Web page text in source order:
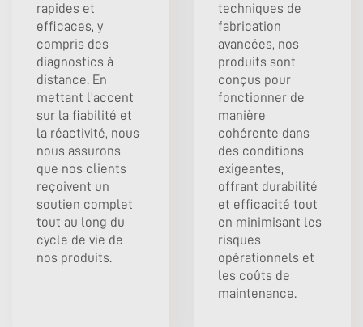
rapides et
efficaces, y
compris des
diagnostics à
distance. En
mettant l'accent
sur la fiabilité et
la réactivité, nous
nous assurons
que nos clients
reçoivent un
soutien complet
tout au long du
cycle de vie de
nos produits.
techniques de
fabrication
avancées, nos
produits sont
conçus pour
fonctionner de
manière
cohérente dans
des conditions
exigeantes,
offrant durabilité
et efficacité tout
en minimisant les
risques
opérationnels et
les coûts de
maintenance.